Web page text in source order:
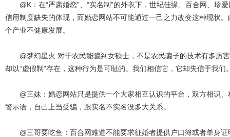
@K：在“严肃婚恋”、“实名制”的外衣下，世纪佳缘、百合网、珍
信用制度缺失的体现，而婚恋网站不可能通过一己之力改变这种现状
个产业不健康发展。
@梦幻星火:对于农民能骗到女硕士，不是农民骗子的技术有多厉
却以“虚假制”存在，这种行为是可耻的。我们相信它，它却失信于我们
@三妹：婚恋网站只是提供一个大家相互认识的平台，双方相识、
警示语，自己上当受骗，跟实名不实名没多大关系。
@三哥要吃鱼：百合网难道不能要求征婚者提供户口簿或者单身证